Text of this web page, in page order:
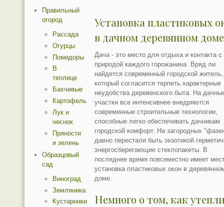
Установка пластиковых
в дачном деревянном доме
Дача - это место для отдыха и контакта с
природой каждого горожанина. Вряд ли
найдется современный городской житель,
который согласится терпеть характерные
неудобства деревенского быта. На
участки все интенсивнее внедряются
современные строительные технологии,
способные легко обеспечивать дачникам
городской комфорт. На загородных
давно перестали быть экзотикой
энергосберегающие стеклопакеты. В
последнее время повсеместно имеет
установка пластиковых окон в
доме.
Немного о том, как
Правильный
огород
Рассада
Огурцы
Помидоры
В
теплице
Бахчевые
Картофель
Лук и
чеснок
Пряности
и зелень
Образцовый
сад
Виноград
Земляника
Кустарники